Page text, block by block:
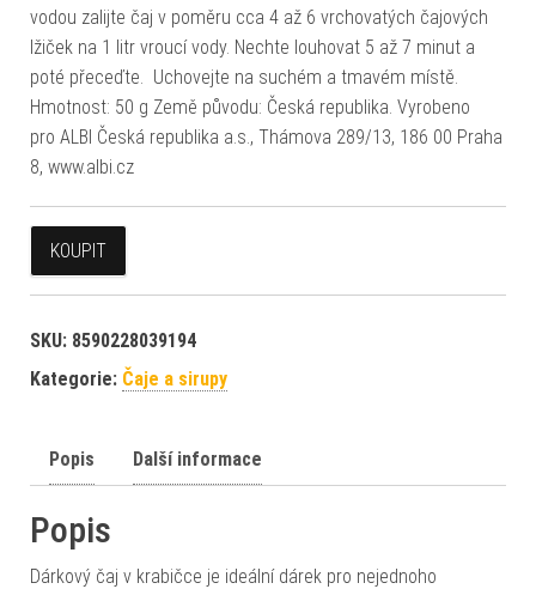
vodou zalijte čaj v poměru cca 4 až 6 vrchovatých čajových
lžiček na 1 litr vroucí vody. Nechte louhovat 5 až 7 minut a
poté přeceďte. Uchovejte na suchém a tmavém místě.
Hmotnost: 50 g Země původu: Česká republika. Vyrobeno
pro ALBI Česká republika a.s., Thámova 289/13, 186 00 Praha
8, www.albi.cz
KOUPIT
SKU: 8590228039194
Kategorie: Čaje a sirupy
Popis Další informace
Popis
Dárkový čaj v krabičce je ideální dárek pro nejednoho